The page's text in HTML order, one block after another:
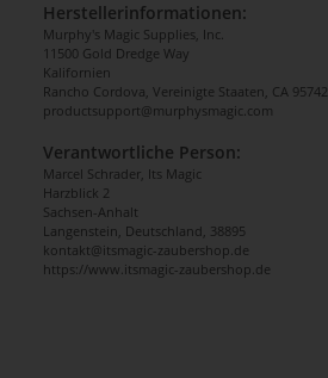
Herstellerinformationen:
Murphy's Magic Supplies, Inc.
11500 Gold Dredge Way
Kalifornien
Rancho Cordova, Vereinigte Staaten, CA 95742
productsupport@murphysmagic.com
Verantwortliche Person:
Marcel Schrader, Its Magic
Harzblick 2
Sachsen-Anhalt
Langenstein, Deutschland, 38895
kontakt@itsmagic-zaubershop.de
https://www.itsmagic-zaubershop.de